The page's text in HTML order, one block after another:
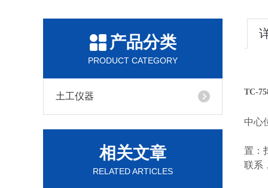
产品分类
PRODUCT CATEGORY
土工仪器
相关文章
RELATED ARTICLES
TC-
中心
置：
联系